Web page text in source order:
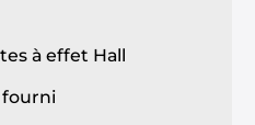
à effet Hall
fourni